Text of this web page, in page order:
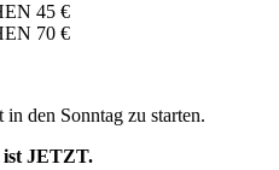
45 €
70 €
den Sonntag zu starten.
ist JETZT.